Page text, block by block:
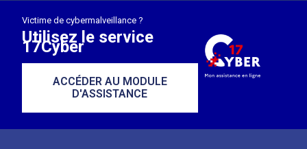
Victime de cybermalveillance ?
Utilisez le service
17Cyber
ACCÉDER AU MODULE
D'ASSISTANCE